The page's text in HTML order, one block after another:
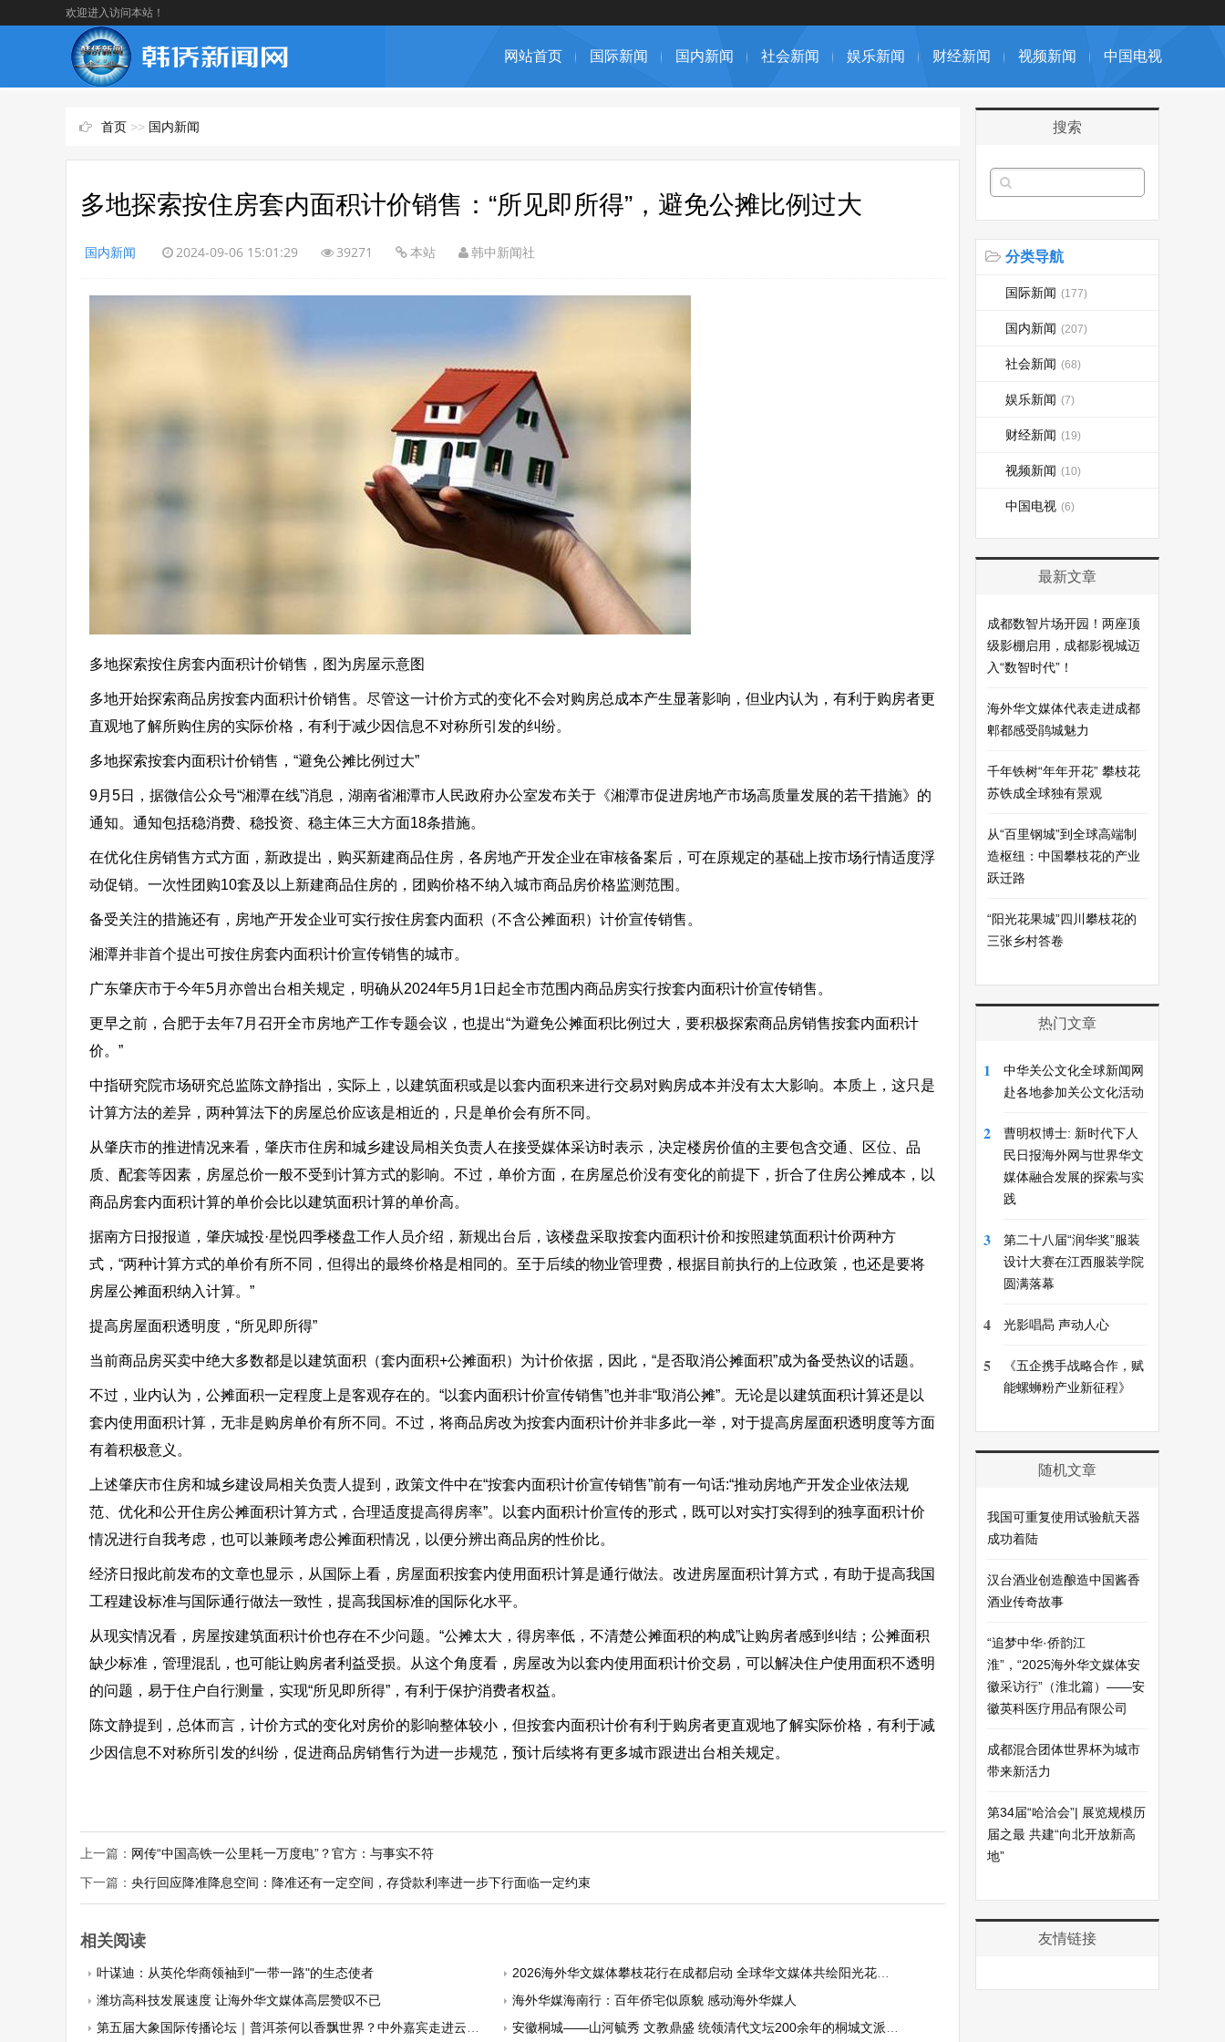
欢迎进入访问本站！
网站首页 国际新闻 国内新闻 社会新闻 娱乐新闻 财经新闻 视频新闻 中国电视
首页 >> 国内新闻
多地探索按住房套内面积计价销售：“所见即所得”，避免公摊比例过大
国内新闻 2024-09-06 15:01:29 39271 本站 韩中新闻社
多地探索按住房套内面积计价销售，图为房屋示意图
多地开始探索商品房按套内面积计价销售。尽管这一计价方式的变化不会对购房总成本产生显著影响，但业内认为，有利于购房者更
直观地了解所购住房的实际价格，有利于减少因信息不对称所引发的纠纷。
多地探索按套内面积计价销售，“避免公摊比例过大”
9月5日，据微信公众号“湘潭在线”消息，湖南省湘潭市人民政府办公室发布关于《湘潭市促进房地产市场高质量发展的若干措施》的
通知。通知包括稳消费、稳投资、稳主体三大方面18条措施。
在优化住房销售方式方面，新政提出，购买新建商品住房，各房地产开发企业在审核备案后，可在原规定的基础上按市场行情适度浮
动促销。一次性团购10套及以上新建商品住房的，团购价格不纳入城市商品房价格监测范围。
备受关注的措施还有，房地产开发企业可实行按住房套内面积（不含公摊面积）计价宣传销售。
湘潭并非首个提出可按住房套内面积计价宣传销售的城市。
广东肇庆市于今年5月亦曾出台相关规定，明确从2024年5月1日起全市范围内商品房实行按套内面积计价宣传销售。
更早之前，合肥于去年7月召开全市房地产工作专题会议，也提出“为避免公摊面积比例过大，要积极探索商品房销售按套内面积计
价。”
中指研究院市场研究总监陈文静指出，实际上，以建筑面积或是以套内面积来进行交易对购房成本并没有太大影响。本质上，这只是
计算方法的差异，两种算法下的房屋总价应该是相近的，只是单价会有所不同。
从肇庆市的推进情况来看，肇庆市住房和城乡建设局相关负责人在接受媒体采访时表示，决定楼房价值的主要包含交通、区位、品
质、配套等因素，房屋总价一般不受到计算方式的影响。不过，单价方面，在房屋总价没有变化的前提下，折合了住房公摊成本，以
商品房套内面积计算的单价会比以建筑面积计算的单价高。
据南方日报报道，肇庆城投·星悦四季楼盘工作人员介绍，新规出台后，该楼盘采取按套内面积计价和按照建筑面积计价两种方
式，“两种计算方式的单价有所不同，但得出的最终价格是相同的。至于后续的物业管理费，根据目前执行的上位政策，也还是要将
房屋公摊面积纳入计算。”
提高房屋面积透明度，“所见即所得”
当前商品房买卖中绝大多数都是以建筑面积（套内面积+公摊面积）为计价依据，因此，“是否取消公摊面积”成为备受热议的话题。
不过，业内认为，公摊面积一定程度上是客观存在的。“以套内面积计价宣传销售”也并非“取消公摊”。无论是以建筑面积计算还是以
套内使用面积计算，无非是购房单价有所不同。不过，将商品房改为按套内面积计价并非多此一举，对于提高房屋面积透明度等方面
有着积极意义。
上述肇庆市住房和城乡建设局相关负责人提到，政策文件中在“按套内面积计价宣传销售”前有一句话:“推动房地产开发企业依法规
范、优化和公开住房公摊面积计算方式，合理适度提高得房率”。以套内面积计价宣传的形式，既可以对实打实得到的独享面积计价
情况进行自我考虑，也可以兼顾考虑公摊面积情况，以便分辨出商品房的性价比。
经济日报此前发布的文章也显示，从国际上看，房屋面积按套内使用面积计算是通行做法。改进房屋面积计算方式，有助于提高我国
工程建设标准与国际通行做法一致性，提高我国标准的国际化水平。
从现实情况看，房屋按建筑面积计价也存在不少问题。“公摊太大，得房率低，不清楚公摊面积的构成”让购房者感到纠结；公摊面积
缺少标准，管理混乱，也可能让购房者利益受损。从这个角度看，房屋改为以套内使用面积计价交易，可以解决住户使用面积不透明
的问题，易于住户自行测量，实现“所见即所得”，有利于保护消费者权益。
陈文静提到，总体而言，计价方式的变化对房价的影响整体较小，但按套内面积计价有利于购房者更直观地了解实际价格，有利于减
少因信息不对称所引发的纠纷，促进商品房销售行为进一步规范，预计后续将有更多城市跟进出台相关规定。
上一篇： 网传“中国高铁一公里耗一万度电”？官方：与事实不符
下一篇： 央行回应降准降息空间：降准还有一定空间，存贷款利率进一步下行面临一定约束
相关阅读
叶谋迪：从英伦华商领袖到"一带一路"的生态使者
2026海外华文媒体攀枝花行在成都启动 全球华文媒体共绘阳光花城发展新图景
潍坊高科技发展速度 让海外华文媒体高层赞叹不已
海外华媒海南行：百年侨宅似原貌 感动海外华媒人
第五届大象国际传播论坛｜普洱茶何以香飘世界？中外嘉宾走进云南勐海“找答案”
安徽桐城——山河毓秀 文教鼎盛 统领清代文坛200余年的桐城文派正是发源于此
搜索
分类导航
国际新闻 (177)
国内新闻 (207)
社会新闻 (68)
娱乐新闻 (7)
财经新闻 (19)
视频新闻 (10)
中国电视 (6)
最新文章
成都数智片场开园！两座顶
级影棚启用，成都影视城迈
入“数智时代”！
海外华文媒体代表走进成都
郫都感受鹃城魅力
千年铁树“年年开花” 攀枝花
苏铁成全球独有景观
从“百里钢城”到全球高端制
造枢纽：中国攀枝花的产业
跃迁路
“阳光花果城”四川攀枝花的
三张乡村答卷
热门文章
1
中华关公文化全球新闻网
赴各地参加关公文化活动
2
曹明权博士: 新时代下人
民日报海外网与世界华文
媒体融合发展的探索与实
践
3
第二十八届“润华奖”服装
设计大赛在江西服装学院
圆满落幕
4 光影唱晑 声动人心
5
《五企携手战略合作，赋
能螺蛳粉产业新征程》
随机文章
我国可重复使用试验航天器
成功着陆
汉台酒业创造酿造中国酱香
酒业传奇故事
“追梦中华·侨韵江
淮”，“2025海外华文媒体安
徽采访行”（淮北篇）——安
徽英科医疗用品有限公司
成都混合团体世界杯为城市
带来新活力
第34届“哈洽会”| 展览规模历
届之最 共建“向北开放新高
地”
友情链接